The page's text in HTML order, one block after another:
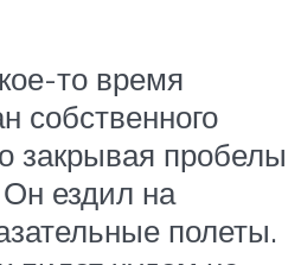
то время
собственного
закрывая пробелы
ездил на
полеты.